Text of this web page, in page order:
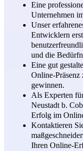
Eine
Unternehmen
Unser
Entwicklern
und die
Eine gut
Online-Präsenz
gewinnen.
Als Experten
Neustadt b.
Erfolg im
Kontaktieren
Ihren Online-